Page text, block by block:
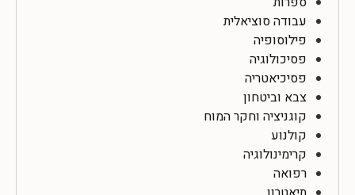
עבודה סוציאלית
פילוסופיה
פסיכולוגיה
פסיכיאטריה
צבא וביטחון
קוגניציה וחקר המוח
קולנוע
קרימינולוגיה
רפואה